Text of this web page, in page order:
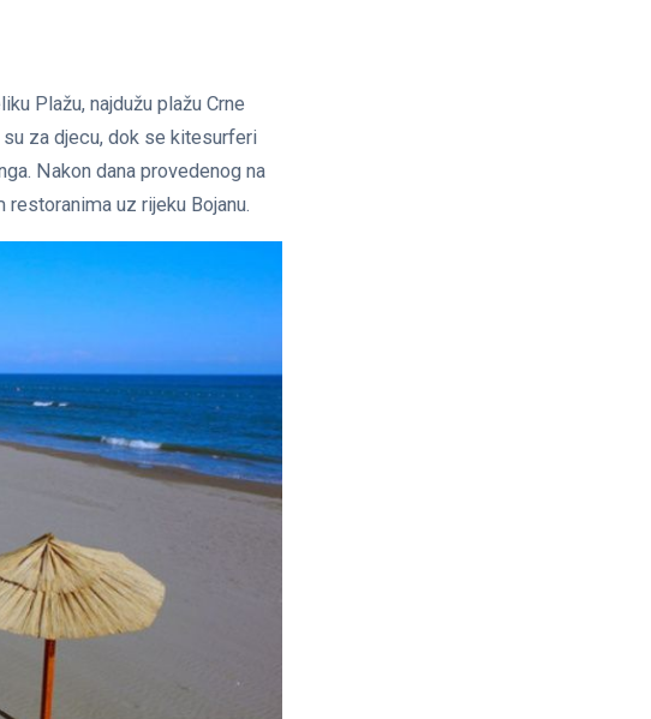
Plažu, najdužu plažu Crne
za djecu, dok se kitesurferi
Nakon dana provedenog na
uz rijeku Bojanu.